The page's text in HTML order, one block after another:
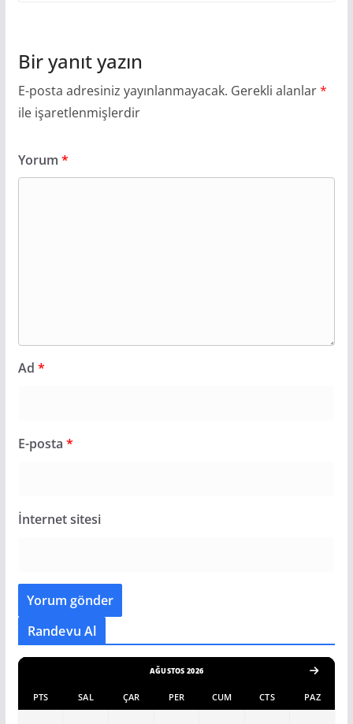
Bir yanıt yazın
E-posta adresiniz yayınlanmayacak. Gerekli alanlar*
ile işaretlenmişlerdir
Yorum *
Ad *
E-posta *
İnternet sitesi
Randevu Al
AĞUSTOS 2026
PTS SAL ÇAR PER CUM CTS PAZ